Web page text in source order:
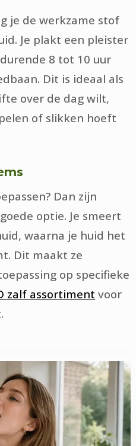
je de werkzame stof
Je plakt een pleister
8 tot 10 uur
Dit is ideaal als
over de dag wilt,
of slikken hoeft
Dan zijn
optie. Je smeert
waarna je huid het
Dit maakt ze
op specifieke
zalf assortiment voor